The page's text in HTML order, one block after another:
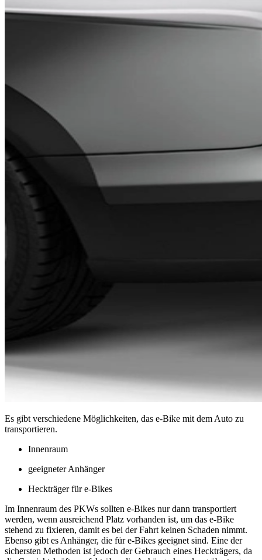
Es gibt verschiedene Möglichkeiten, das e-Bike mit dem Auto zu
transportieren.
Innenraum
geeigneter Anhänger
Heckträger für e-Bikes
Im Innenraum des PKWs sollten e-Bikes nur dann transportiert
werden, wenn ausreichend Platz vorhanden ist, um das e-Bike
stehend zu fixieren, damit es bei der Fahrt keinen Schaden nimmt.
Ebenso gibt es Anhänger, die für e-Bikes geeignet sind. Eine der
sichersten Methoden ist jedoch der Gebrauch eines Heckträgers, da